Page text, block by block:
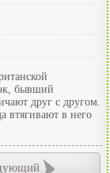
бывший
друг с другом.
втягивают в него